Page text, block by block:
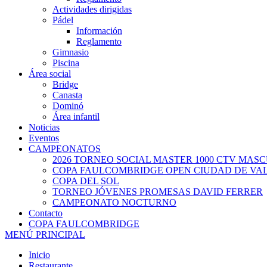
Actividades dirigidas
Pádel
Información
Reglamento
Gimnasio
Piscina
Área social
Bridge
Canasta
Dominó
Área infantil
Noticias
Eventos
CAMPEONATOS
2026 TORNEO SOCIAL MASTER 1000 CTV
COPA FAULCOMBRIDGE OPEN CIUDAD DE
COPA DEL SOL
TORNEO JÓVENES PROMESAS DAVID FERRER
CAMPEONATO NOCTURNO
Contacto
COPA FAULCOMBRIDGE
MENÚ PRINCIPAL
Inicio